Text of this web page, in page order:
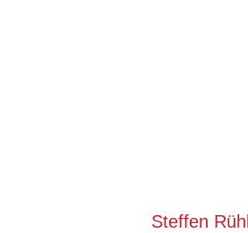
Steffen Rühl